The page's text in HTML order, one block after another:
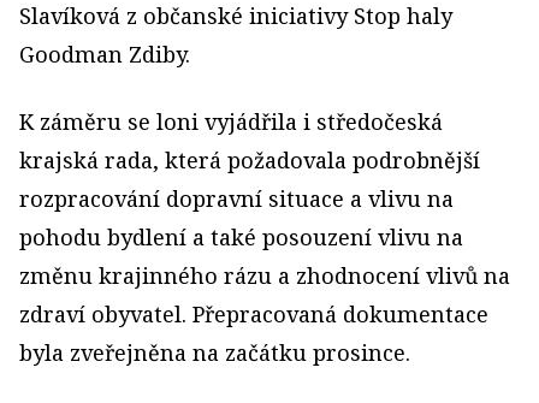
Slavíková z občanské iniciativy Stop haly
Goodman Zdiby.
K záměru se loni vyjádřila i středočeská
krajská rada, která požadovala podrobnější
rozpracování dopravní situace a vlivu na
pohodu bydlení a také posouzení vlivu na
změnu krajinného rázu a zhodnocení vlivů na
zdraví obyvatel. Přepracovaná dokumentace
byla zveřejněna na začátku prosince.